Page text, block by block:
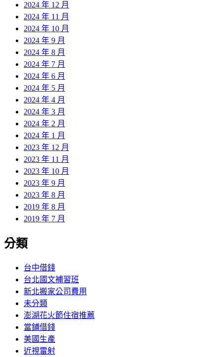
2024 年 12 月
2024 年 11 月
2024 年 10 月
2024 年 9 月
2024 年 8 月
2024 年 7 月
2024 年 6 月
2024 年 5 月
2024 年 4 月
2024 年 3 月
2024 年 2 月
2024 年 1 月
2023 年 12 月
2023 年 11 月
2023 年 10 月
2023 年 9 月
2023 年 8 月
2019 年 8 月
2019 年 7 月
分類
台中借錢
台北國文補習班
新北搬家公司費用
未分類
澎湖花火節住宿推薦
當鋪借錢
美國生產
近視雷射